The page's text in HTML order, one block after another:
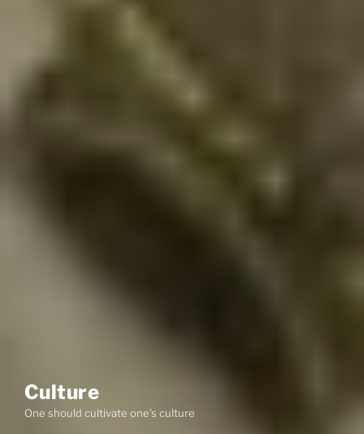
Culture
One should cultivate one's culture